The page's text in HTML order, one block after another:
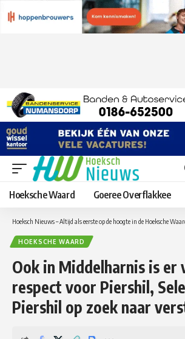
Hoeksche Waard Goeree Overflakkee
Hoeksch Nieuws – Altijd als eerste op de hoogte in de Hoeksche
HOEKSCHE WAARD
Ook in Middelharnis is er
respect voor Piershil,
Piershil op zoek naar